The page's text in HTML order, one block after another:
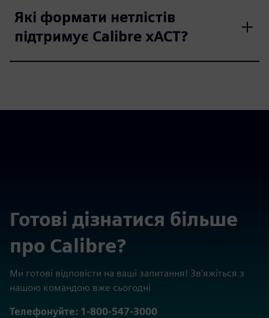
Які формати нетлістів
підтримує Calibre xACT?
Готові дізнатися більше
про Calibre?
Ми готові відповісти на ваші запитання! Зв'яжіться з
нашою командою вже сьогодні
Телефонуйте: 1-800-547-3000